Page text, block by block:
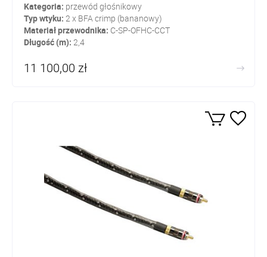
Kategoria: przewód głośnikowy
Typ wtyku: 2 x BFA crimp (bananowy)
Materiał przewodnika: C-SP-OFHC-CCT
Długość (m): 2,4
11 100,00 zł